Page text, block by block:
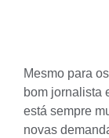
Mesmo para
bom jornalista
está sempre
novas